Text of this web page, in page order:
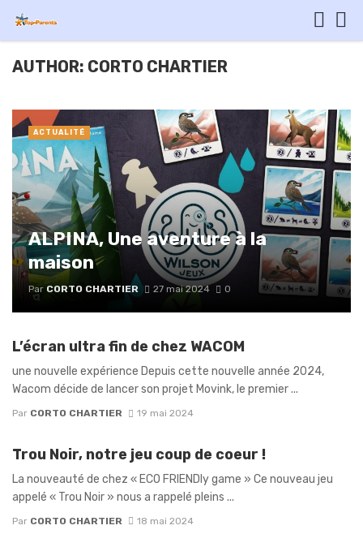
AUTHOR: CORTO CHARTIER
ALPINA, Une aventure à la
maison
Par CORTO CHARTIER 27 mai 2024 0
ACTUALITÉ
L’écran ultra fin de chez WACOM
une nouvelle expérience Depuis cette nouvelle année 2024,
Wacom décide de lancer son projet Movink, le premier ...
Par CORTO CHARTIER 19 mai 2024
Trou Noir, notre jeu coup de coeur !
La nouveauté de chez « ECO FRIENDly game » Ce nouveau jeu
appelé « Trou Noir » nous a rappelé pleins ...
Par CORTO CHARTIER 18 mai 2024